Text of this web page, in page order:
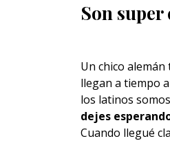
Son
Un chico
llegan a tiempo
los latinos
dejes
Cuando llegué